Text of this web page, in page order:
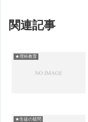
関連記事
★理科教育
★生徒の疑問